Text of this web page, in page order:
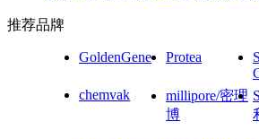
推荐品牌
GoldenGene Protea
chemvak
millipore/密理
博